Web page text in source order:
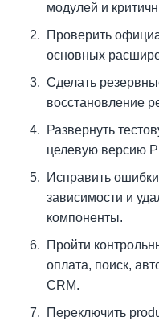
модулей и
Проверить
основных
Сделать
восстановление
Развернуть
целевую версию
Исправить
зависимости и
компоненты.
Пройти
оплата, поиск,
CRM.
Переключить